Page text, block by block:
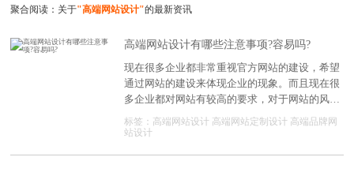
聚合阅读：关于"高端网站设计"的最新资讯
高端网站设计有哪些注意事项?容易吗?
现在很多企业都非常重视官方网站的建设，希望
通过网站的建设来体现企业的现象。而且现在很
多企业都对网站有较高的要求，对于网站的风格
定位，常常希望高端化。在进行网站设计的时
候，通常会选择专业的网站设计公司进行设计。
标签： 高端网站设计 高端网站定制设计 高端品牌网
站设计